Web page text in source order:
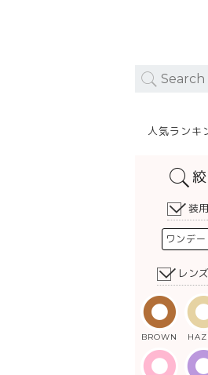
人気ランキ
装
ワンデー
レン
BROWN